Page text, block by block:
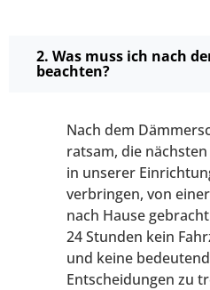
2. Was muss ich nach
beachten?
Nach dem
ratsam, die
in unserer
verbringen, von
nach Hause
24 Stunden kein
und keine
Entscheidungen zu